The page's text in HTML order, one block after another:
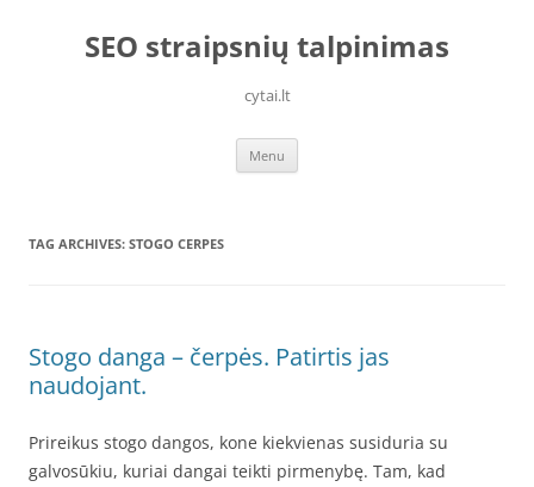
contentSEO straipsnių talpinimas
cytai.lt
Menu
TAG ARCHIVES: STOGO CERPES
Stogo danga – čerpės. Patirtis jas
naudojant.
Prireikus stogo dangos, kone kiekvienas susiduria su
galvosūkiu, kuriai dangai teikti pirmenybę. Tam, kad